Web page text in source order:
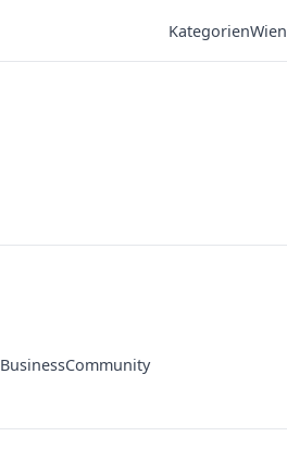
KategorienWien
BusinessCommunity